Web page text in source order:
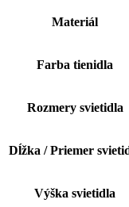
Materiál
Farba tienidla
Rozmery svietidla
Dĺžka / Priemer
Výška svietidla